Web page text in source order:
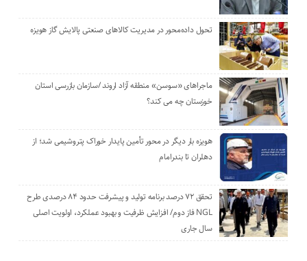
تحول داده‌محور در مدیریت کالاهای صنعتی پالایش گاز هویزه
ماجراهای «سوسن» منطقه آزاد اروند /سازمان بازرسی استان
خوزستان چه می کند؟
هویزه بار دیگر در محور تأمین پایدار خوراک پتروشیمی شد؛ از
دهلران تا بندرامام
تحقق ۷۲ درصد برنامه تولید و پیشرفت حدود ۸۴ درصدی طرح
NGL فاز دوم/ افزایش ظرفیت و بهبود عملکرد، اولویت اصلی
سال جاری